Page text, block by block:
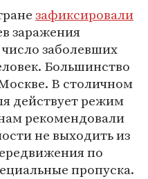
зафиксировали
заражения
заболевших
Большинство
В столичном
действует режим
рекомендовали
не выходить из
по
пропуска.